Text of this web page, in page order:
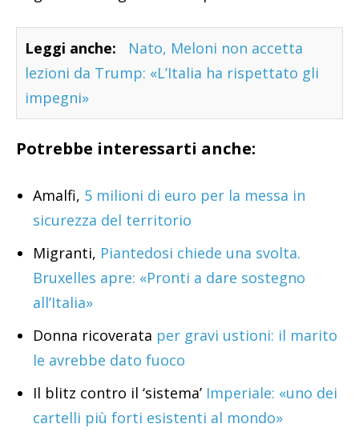
Leggi anche:
Nato, Meloni non accetta
lezioni da Trump: «L’Italia ha rispettato gli
impegni»
Potrebbe interessarti anche:
Amalfi, 5 milioni di euro per la messa in
sicurezza del territorio
Migranti, Piantedosi chiede una svolta.
Bruxelles apre: «Pronti a dare sostegno
all’Italia»
Donna ricoverata per gravi ustioni: il marito
le avrebbe dato fuoco
Il blitz contro il ‘sistema’ Imperiale: «uno dei
cartelli più forti esistenti al mondo»